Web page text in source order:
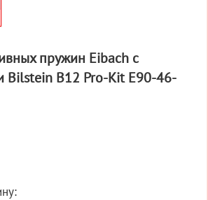
пружин Eibach с
Bilstein B12 Pro-Kit E90-46-